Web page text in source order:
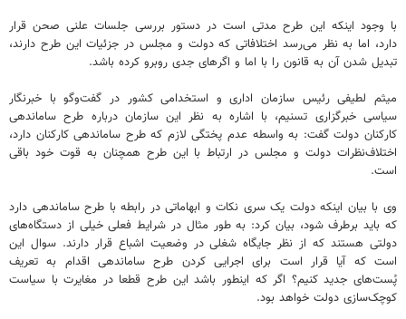
با وجود اینکه این طرح مدتی است در دستور بررسی جلسات علنی صحن قرار
دارد، اما به نظر می‌رسد اختلافاتی که دولت و مجلس در جزئیات این طرح دارند،
تبدیل شدن آن به قانون را با اما و اگرهای جدی روبرو کرده باشد.
میثم لطیفی رئیس سازمان اداری و استخدامی کشور در گفت‌وگو با خبرنگار
سیاسی خبرگزاری تسنیم، با اشاره به نظر این سازمان درباره طرح ساماندهی
کارکنان دولت گفت: به واسطه عدم پختگی لازم که طرح ساماندهی کارکنان دارد،
اختلاف‌نظرات دولت و مجلس در ارتباط با این طرح همچنان به قوت خود باقی
است.
وی با بیان اینکه دولت یک سری نکات و ابهاماتی در رابطه با طرح ساماندهی دارد
که باید برطرف شود، بیان کرد: به طور مثال در شرایط فعلی خیلی از دستگاه‌های
دولتی هستند که از نظر جایگاه شغلی در وضعیت اشباع قرار دارند. سوال این
است که آیا قرار است برای اجرایی کردن طرح ساماندهی اقدام به تعریف
پُست‌های جدید کنیم؟ اگر که اینطور باشد این طرح قطعا در مغایرت با سیاست‌
کوچک‌سازی دولت خواهد بود.